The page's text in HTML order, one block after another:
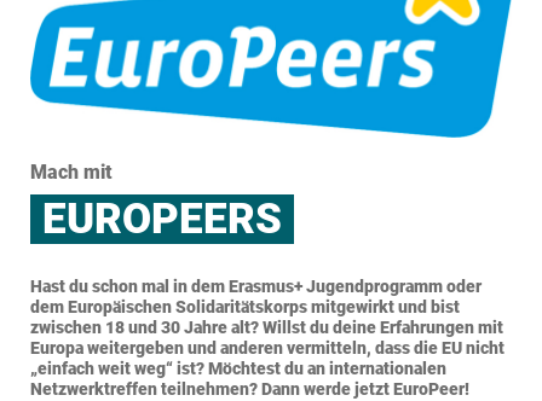
In der Regel dauern die Aktivitäten zwischen 2 und 12 Monaten
und bieten dir eine Vollzeitbeschäftigung, einen Sprachkurs
sowie ein Zertifikat zur Anerkennung deiner erworbenen
Kompetenzen.
Informiere dich hier
Mach mit
EUROPEERS
Hast du schon mal in dem Erasmus+ Jugendprogramm oder
dem Europäischen Solidaritätskorps mitgewirkt und bist
zwischen 18 und 30 Jahre alt? Willst du deine Erfahrungen mit
Europa weitergeben und anderen vermitteln, dass die EU nicht
„einfach weit weg“ ist? Möchtest du an internationalen
Netzwerktreffen teilnehmen? Dann werde jetzt EuroPeer!